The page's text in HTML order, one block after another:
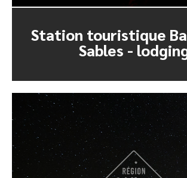
Station touristique
Sables -